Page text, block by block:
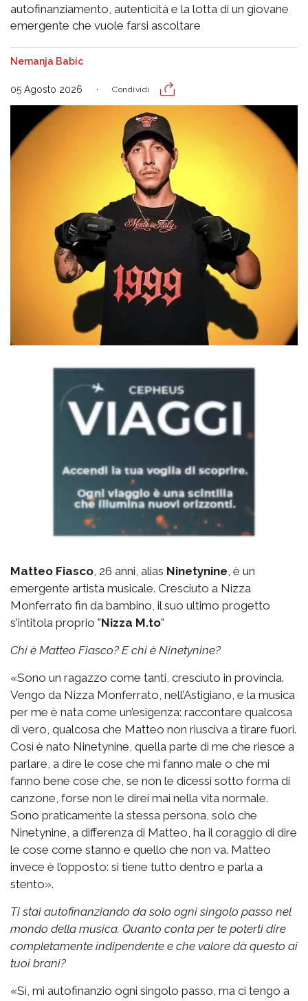
autofinanziamento, autenticità e la lotta di un giovane
emergente che vuole farsi ascoltare
Nemanja Babic
05 Agosto 2026 Condividi
Matteo Fiasco , 26 anni, alias Ninetynine , è un
emergente artista musicale. Cresciuto a Nizza
Monferrato fin da bambino, il suo ultimo progetto
s'intitola proprio "Nizza M.to"
Chi è Matteo Fiasco? E chi è Ninetynine?
«Sono un ragazzo come tanti, cresciuto in provincia.
Vengo da Nizza Monferrato, nell’Astigiano, e la musica
per me è nata come un’esigenza: raccontare qualcosa
di vero, qualcosa che Matteo non riusciva a tirare fuori.
Così è nato Ninetynine, quella parte di me che riesce a
parlare, a dire le cose che mi fanno male o che mi
fanno bene cose che, se non le dicessi sotto forma di
canzone, forse non le direi mai nella vita normale.
Sono praticamente la stessa persona, solo che
Ninetynine, a differenza di Matteo, ha il coraggio di dire
le cose come stanno e quello che non va. Matteo
invece è l’opposto: si tiene tutto dentro e parla a
stento».
Ti stai autofinanziando da solo ogni singolo passo nel
mondo della musica. Quanto conta per te poterti dire
completamente indipendente e che valore dà questo ai
tuoi brani?
«Sì, mi autofinanzio ogni singolo passo, ma ci tengo a